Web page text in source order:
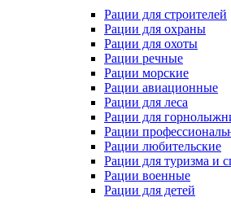
Рации для строителей
Рации для охраны
Рации для охоты
Рации речные
Рации морские
Рации авиационные
Рации для леса
Рации для
Рации
Рации любительские
Рации для туризма и
Рации военные
Рации для детей